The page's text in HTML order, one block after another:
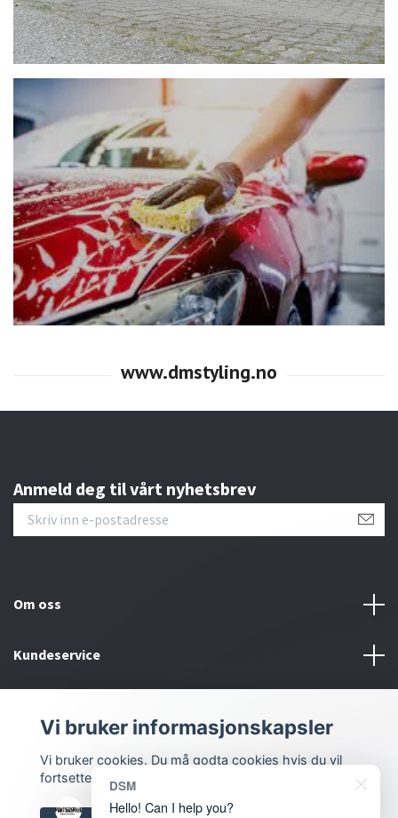
Anmeld deg til vårt nyhetsbrev
Om oss
Kundeservice
Sosiale medier
Vi bruker informasjonskapsler
Vi bruker cookies. Du må godta cookies hvis du vil
fortsette.
DSM
Hello! Can I help you?